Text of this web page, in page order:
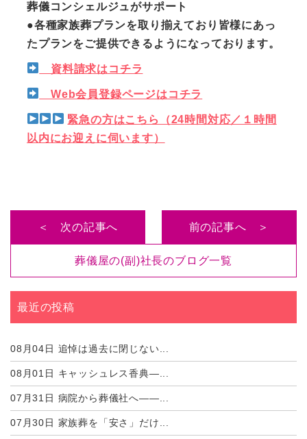
葬儀コンシェルジュがサポート
●各種家族葬プランを取り揃えており皆様にあっ
たプランをご提供できるようになっております。
資料請求はコチラ
Web会員登録ページはコチラ
緊急の方はこちら（24時間対応／１時間
以内にお迎えに伺います）
＜ 次の記事へ
葬儀屋の(副)社長のブログ一覧
前の記事へ ＞
最近の投稿
08月04日 追悼は過去に閉じない...
08月01日 キャッシュレス香典―...
07月31日 病院から葬儀社へ――...
07月30日 家族葬を「安さ」だけ...